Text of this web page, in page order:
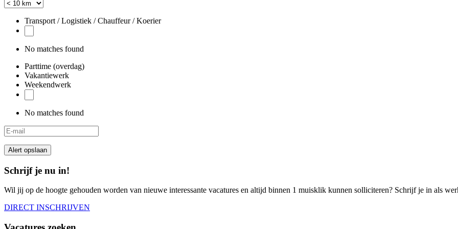
Transport / Logistiek / Chauffeur / Koerier
No matches found
Parttime (overdag)
Vakantiewerk
Weekendwerk
No matches found
Alert opslaan
Schrijf je nu in!
Wil jij op de hoogte gehouden worden van nieuwe interessante vacatures en altijd binnen 1 muisklik kunnen solliciteren? Schrijf je in als
DIRECT INSCHRIJVEN